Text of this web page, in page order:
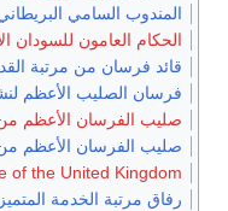
المندوب السامي
الحكام العامون للسودان
قائد فرسان من مرتبة
فرسان الصليب الأعظم
صليب الفرسان الأعظم من
صليب الفرسان الأعظم من
of the United Kingdom
رفاق مرتبة الخدمة